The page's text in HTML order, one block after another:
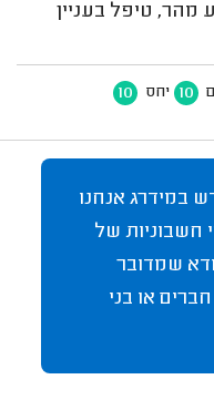
טיפל בעניין
10 יחס 10
במידרג אנחנו
חשבוניות של
שמדובר
או בני